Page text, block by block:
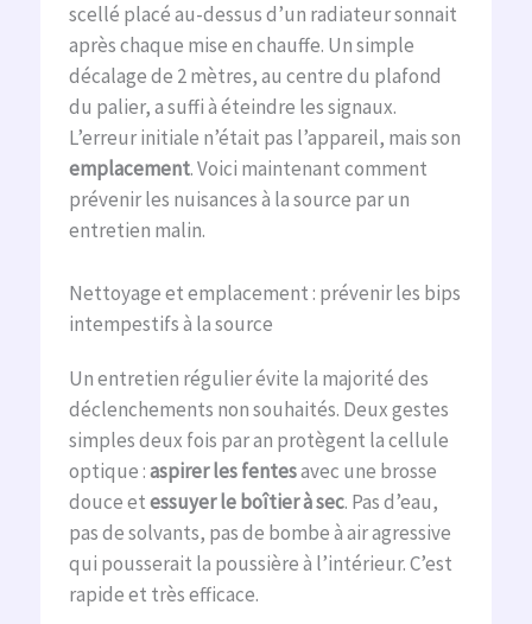
scellé placé au-dessus d’un radiateur sonnait
après chaque mise en chauffe. Un simple
décalage de 2 mètres, au centre du plafond
du palier, a suffi à éteindre les signaux.
L’erreur initiale n’était pas l’appareil, mais son
emplacement. Voici maintenant comment
prévenir les nuisances à la source par un
entretien malin.
Nettoyage et emplacement : prévenir les bips
intempestifs à la source
Un entretien régulier évite la majorité des
déclenchements non souhaités. Deux gestes
simples deux fois par an protègent la cellule
optique :aspirer les fentesavec une brosse
douce etessuyer le boîtier à sec. Pas d’eau,
pas de solvants, pas de bombe à air agressive
qui pousserait la poussière à l’intérieur. C’est
rapide et très efficace.